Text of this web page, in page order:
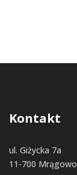
Kontakt
ul. Giżycka 7a
11-700 Mrągowo